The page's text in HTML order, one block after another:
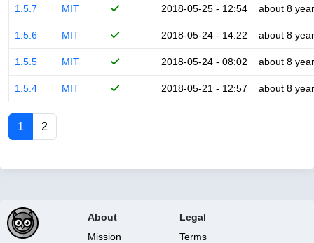
1.5.7 MIT 2018-05-25 - 12:54 about 8
1.5.6 MIT 2018-05-24 - 14:22 about 8
1.5.5 MIT 2018-05-24 - 08:02 about 8
1.5.4 MIT 2018-05-21 - 12:57 about 8
1 2
About
Mission
Legal
Terms